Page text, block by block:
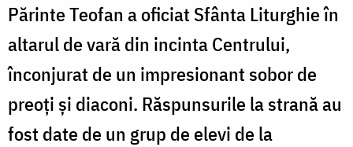
Părinte Teofan a oficiat Sfânta Liturghie în
altarul de vară din incinta Centrului,
înconjurat de un impresionant sobor de
preoți și diaconi. Răspunsurile la strană au
fost date de un grup de elevi de la